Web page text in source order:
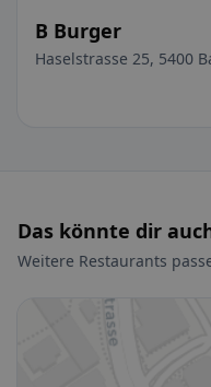
B Burger
Haselstrasse 25, 5400
Das könnte dir
Weitere Restaurants